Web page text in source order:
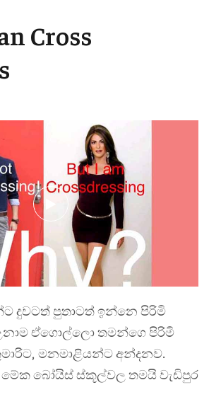
Cross
දුවටත් පුතාටත් ඉන්නෙ පිරිමි
ඒගොල්ලො තමන්ගෙ පිරිමි
මනමාළියන්ට අන්දනව.
‌බෝයිස් ස්කූල්වල තමයි වැඩිපුර